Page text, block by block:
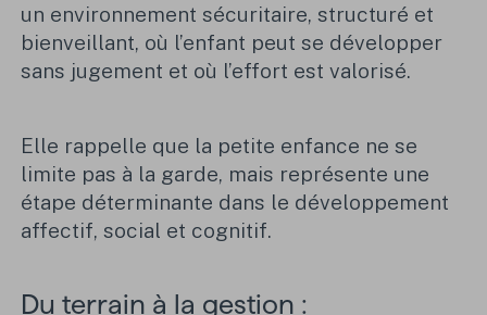
un environnement sécuritaire, structuré et
bienveillant, où l’enfant peut se développer
sans jugement et où l’effort est valorisé.
Elle rappelle que la petite enfance ne se
limite pas à la garde, mais représente une
étape déterminante dans le développement
affectif, social et cognitif.
Du terrain à la gestion :